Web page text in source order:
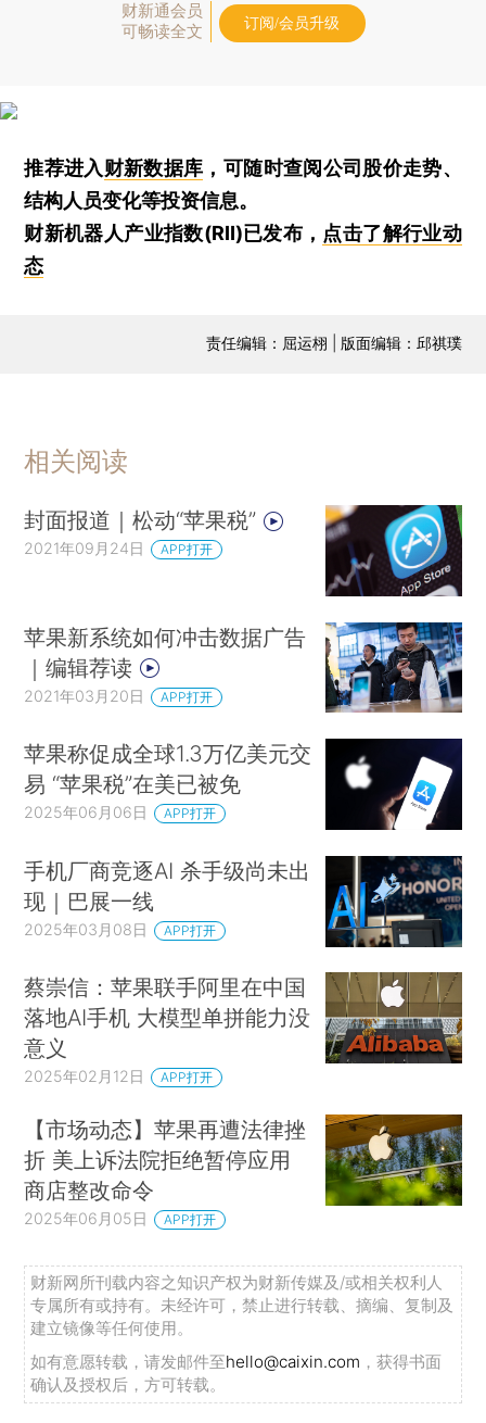
财新通会员
可畅读全文
订阅/会员升级
推荐进入财新数据库 ，可随时查阅公司股价走势、
结构人员变化等投资信息。
财新机器人产业指数(RII)已发布， 点击了解行业动
态
责任编辑：屈运栩 | 版面编辑：邱祺璞
相关阅读
封面报道｜松动“苹果税”
2021年09月24日 APP打开
苹果新系统如何冲击数据广告
｜编辑荐读
2021年03月20日 APP打开
苹果称促成全球1.3万亿美元交
易 “苹果税”在美已被免
2025年06月06日 APP打开
手机厂商竞逐AI 杀手级尚未出
现｜巴展一线
2025年03月08日 APP打开
蔡崇信：苹果联手阿里在中国
落地AI手机 大模型单拼能力没
意义
2025年02月12日 APP打开
【市场动态】苹果再遭法律挫
折 美上诉法院拒绝暂停应用
商店整改命令
2025年06月05日 APP打开
财新网所刊载内容之知识产权为财新传媒及/或相关权利人
专属所有或持有。未经许可，禁止进行转载、摘编、复制及
建立镜像等任何使用。
如有意愿转载，请发邮件至hello@caixin.com ，获得书面
确认及授权后，方可转载。